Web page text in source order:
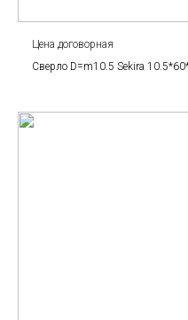
Цена договорная
Сверло D=m10.5 Sekira